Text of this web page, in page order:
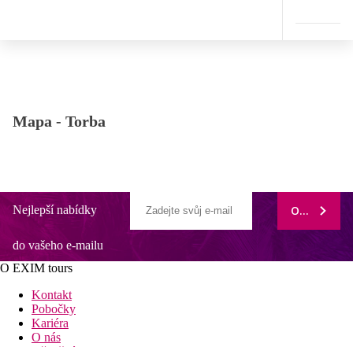
Mapa - Torba
Nejlepší nabídky
do vašeho e-mailu
ODEBÍRAT
O EXIM tours
Kontakt
Pobočky
Kariéra
O nás